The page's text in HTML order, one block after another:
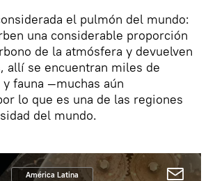
el pulmón del mundo:
una considerable proporción
de la atmósfera y devuelven
allí se encuentran miles de
fauna —muchas aún
lo que es una de las regiones
del mundo.
América Latina